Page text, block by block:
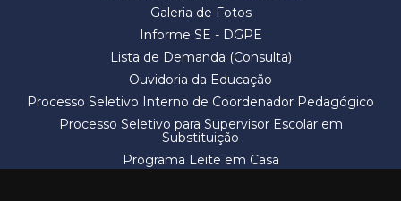
Galeria de Fotos
Informe SE - DGPE
Lista de Demanda (Consulta)
Ouvidoria da Educação
Processo Seletivo Interno de Coordenador Pedagógico
Processo Seletivo para Supervisor Escolar em
Substituição
Programa Leite em Casa